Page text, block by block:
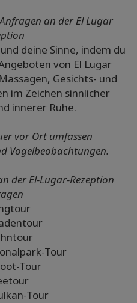
an der El Lugar
deine Sinne, indem du
von El Lugar
Gesichts- und
im Zeichen sinnlicher
innerer Ruhe.
vor Ort umfassen
Vogelbeobachtungen.
der El-Lugar-Rezeption
Tour
Tour
Tour